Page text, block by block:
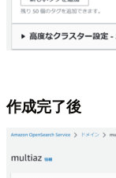
作成完了後